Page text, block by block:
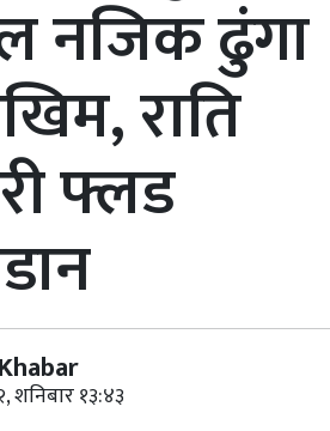
नजिक ढुंगा
राति
फ्लड
शनिबार १३:४३